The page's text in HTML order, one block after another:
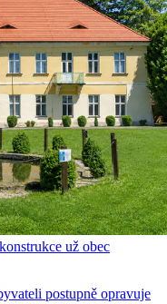
už obec
postupně opravuje